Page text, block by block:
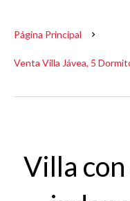
Página Principal
Venta Villa Jávea, 5
Villa